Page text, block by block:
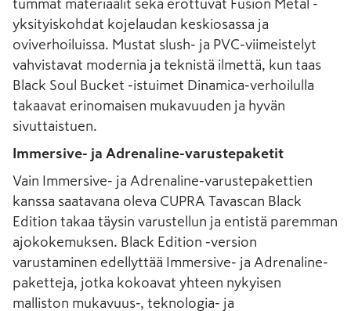
tummat materiaalit sekä erottuvat Fusion Metal -
yksityiskohdat kojelaudan keskiosassa ja
oviverhoiluissa. Mustat slush- ja PVC-viimeistelyt
vahvistavat modernia ja teknistä ilmettä, kun taas
Black Soul Bucket -istuimet Dinamica-verhoilulla
takaavat erinomaisen mukavuuden ja hyvän
sivuttaistuen.
Immersive- ja Adrenaline-varustepaketit
Vain Immersive- ja Adrenaline-varustepakettien
kanssa saatavana oleva CUPRA Tavascan Black
Edition takaa täysin varustellun ja entistä paremman
ajokokemuksen. Black Edition -version
varustaminen edellyttää Immersive- ja Adrenaline-
paketteja, jotka kokoavat yhteen nykyisen
malliston mukavuus-, teknologia- ja